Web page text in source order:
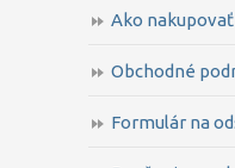
Ako nakupovať
Obchodné
Formulár na